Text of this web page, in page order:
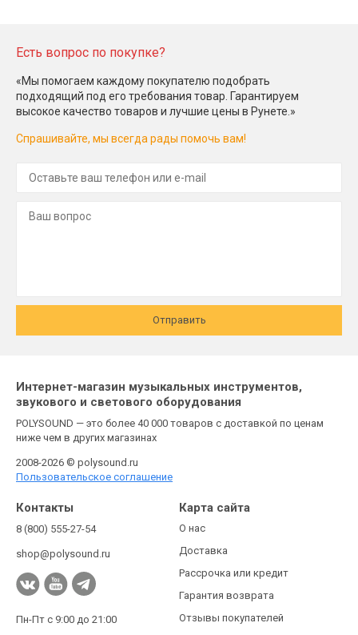
Есть вопрос по покупке?
«Мы помогаем каждому покупателю подобрать
подходящий под его требования товар. Гарантируем
высокое качество товаров и лучшие цены в Рунете.»
Спрашивайте, мы всегда рады помочь вам!
Отправить
Интернет-магазин музыкальных инструментов,
звукового и светового оборудования
POLYSOUND — это более 40 000 товаров с доставкой по ценам
ниже чем в других магазинах
2008-2026 © polysound.ru
Пользовательское соглашение
Контакты
8 (800) 555-27-54
shop@polysound.ru
Пн-Пт с 9:00 до 21:00
Карта сайта
О нас
Доставка
Рассрочка или кредит
Гарантия возврата
Отзывы покупателей